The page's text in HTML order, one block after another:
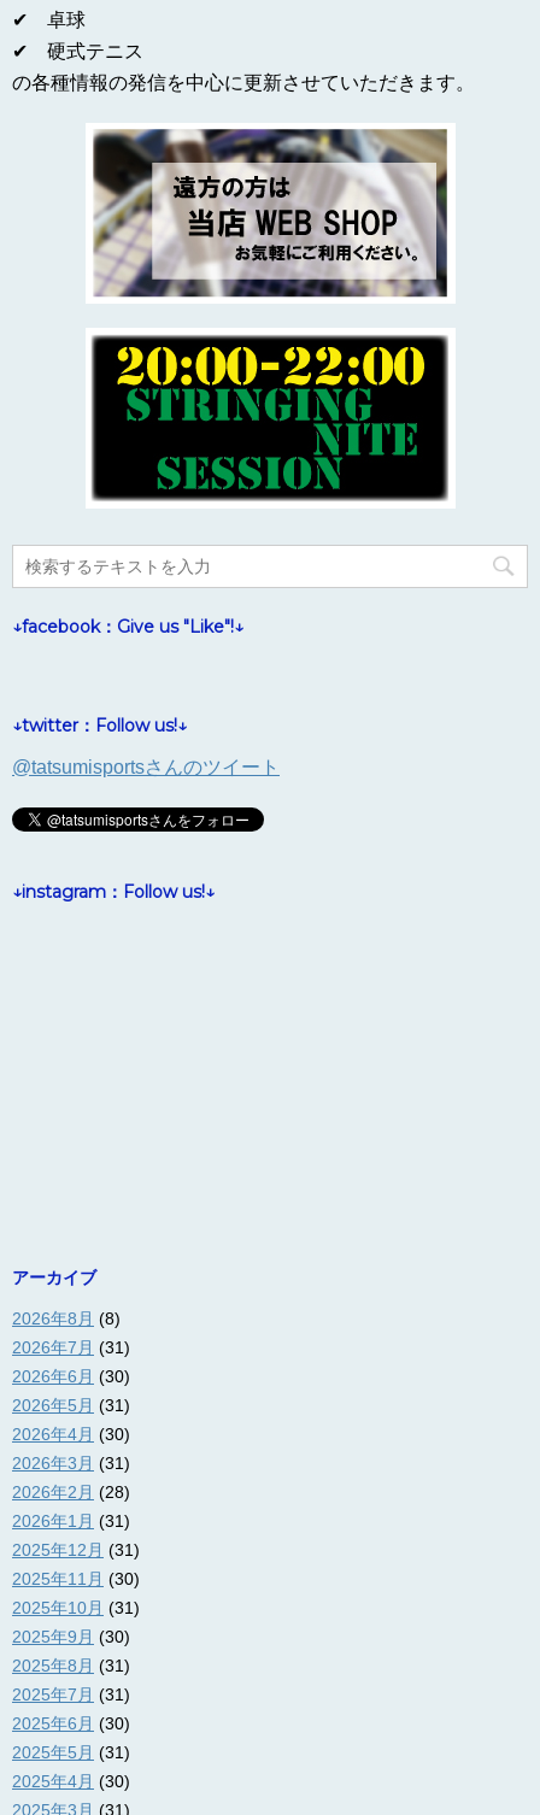
✔ 卓球
✔ 硬式テニス
の各種情報の発信を中心に更新させていただきます。
↓facebook：Give us "Like"!↓
↓twitter：Follow us!↓
@tatsumisportsさんのツイート
↓instagram：Follow us!↓
アーカイブ
2026年8月 (8)
2026年7月 (31)
2026年6月 (30)
2026年5月 (31)
2026年4月 (30)
2026年3月 (31)
2026年2月 (28)
2026年1月 (31)
2025年12月 (31)
2025年11月 (30)
2025年10月 (31)
2025年9月 (30)
2025年8月 (31)
2025年7月 (31)
2025年6月 (30)
2025年5月 (31)
2025年4月 (30)
2025年3月 (31)